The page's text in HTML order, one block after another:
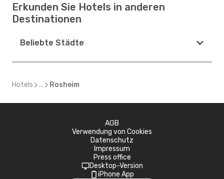
Erkunden Sie Hotels in anderen
Destinationen
Beliebte Städte
Hotels ... Rosheim
AGB
Verwendung von Cookies
Datenschutz
Impressum
Press office
Desktop-Version
iPhone App